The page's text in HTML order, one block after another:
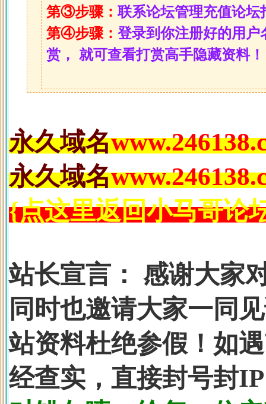
第③步骤：联系论坛管理充值论坛
第④步骤： 登录到你注册好的用
赏， 就可查看打赏高手隐藏资料！
永久域名
永久域名
{点这里返回小马哥论
站长宣言： 感谢大家
同时也邀请大家一同
站资料杜绝参假！如
经查实，直接封号封